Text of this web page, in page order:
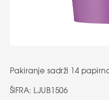
Pakiranje sadrži 14
ŠIFRA: LJUB1506